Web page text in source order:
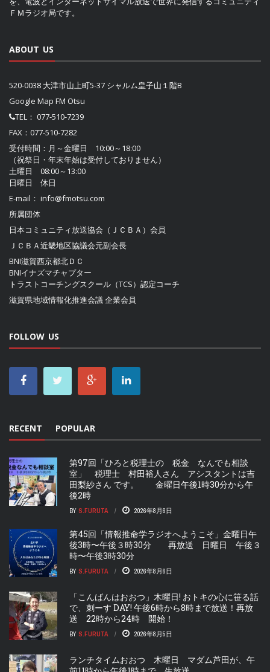
ＦＭラジオ局です。
ABOUT US
520-0038 大津市山上町5-37 シャルム皇子山１階B
Google Map FM Otsu
TEL： 077-510-7239
FAX：077-510-7282
受付時間：月～金曜日 10:00～18:00
（祝祭日・年末年始は受付しておりません）
土曜日 08:00～13:00
日曜日 休日
E-mail： info@fmotsu.com
所属団体
日本コミュニティ放送協会（ＪＣＢＡ） 会員
ＪＣＢＡ近畿地区協議会元副会長
BNI滋賀西京都北ＤＣ
BNIイナズマチャプター
トラストコーチングスクール（TCS）認定コーチ
滋賀県地域情報化推進会議企業会員
FOLLOW US
RECENT POPULAR
第97回「ひろと税理士の 税金 なんでも相談
室」 税理士 村田裕人さん アシスタントは吉
田梨紗さん です。 金曜日午後1時30分から午
後2時
BY S.FURUTA 2026年8月6日
第45回「情報推命学ラジオへようこそ」金曜日午
後3時〜午後３時30分 再放送 日曜日 午後３
時〜午後3時30分
BY S.FURUTA 2026年8月6日
「こんばんはおおつ」木曜日! おトキの心に笹る話
で、刺ーす DAY! 午後6時から8時まで放送！再放
送 22時から24時 開始！
BY S.FURUTA 2026年8月5日
ランチタイムおおつ 木曜日 マダム芦田が、午